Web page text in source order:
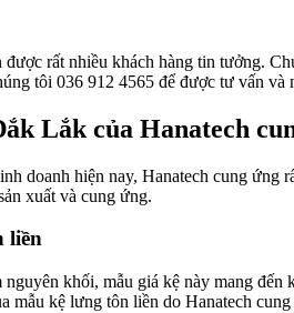
rất nhiều khách hàng tin tưởng.
tôi 036 912 4565 để được tư vấn và
Lắk của Hanatech
doanh hiện nay, Hanatech cung
xuất và cung ứng.
liền
khối, mẫu giá kệ này mang
mẫu kệ lưng tôn liền do Hanatech